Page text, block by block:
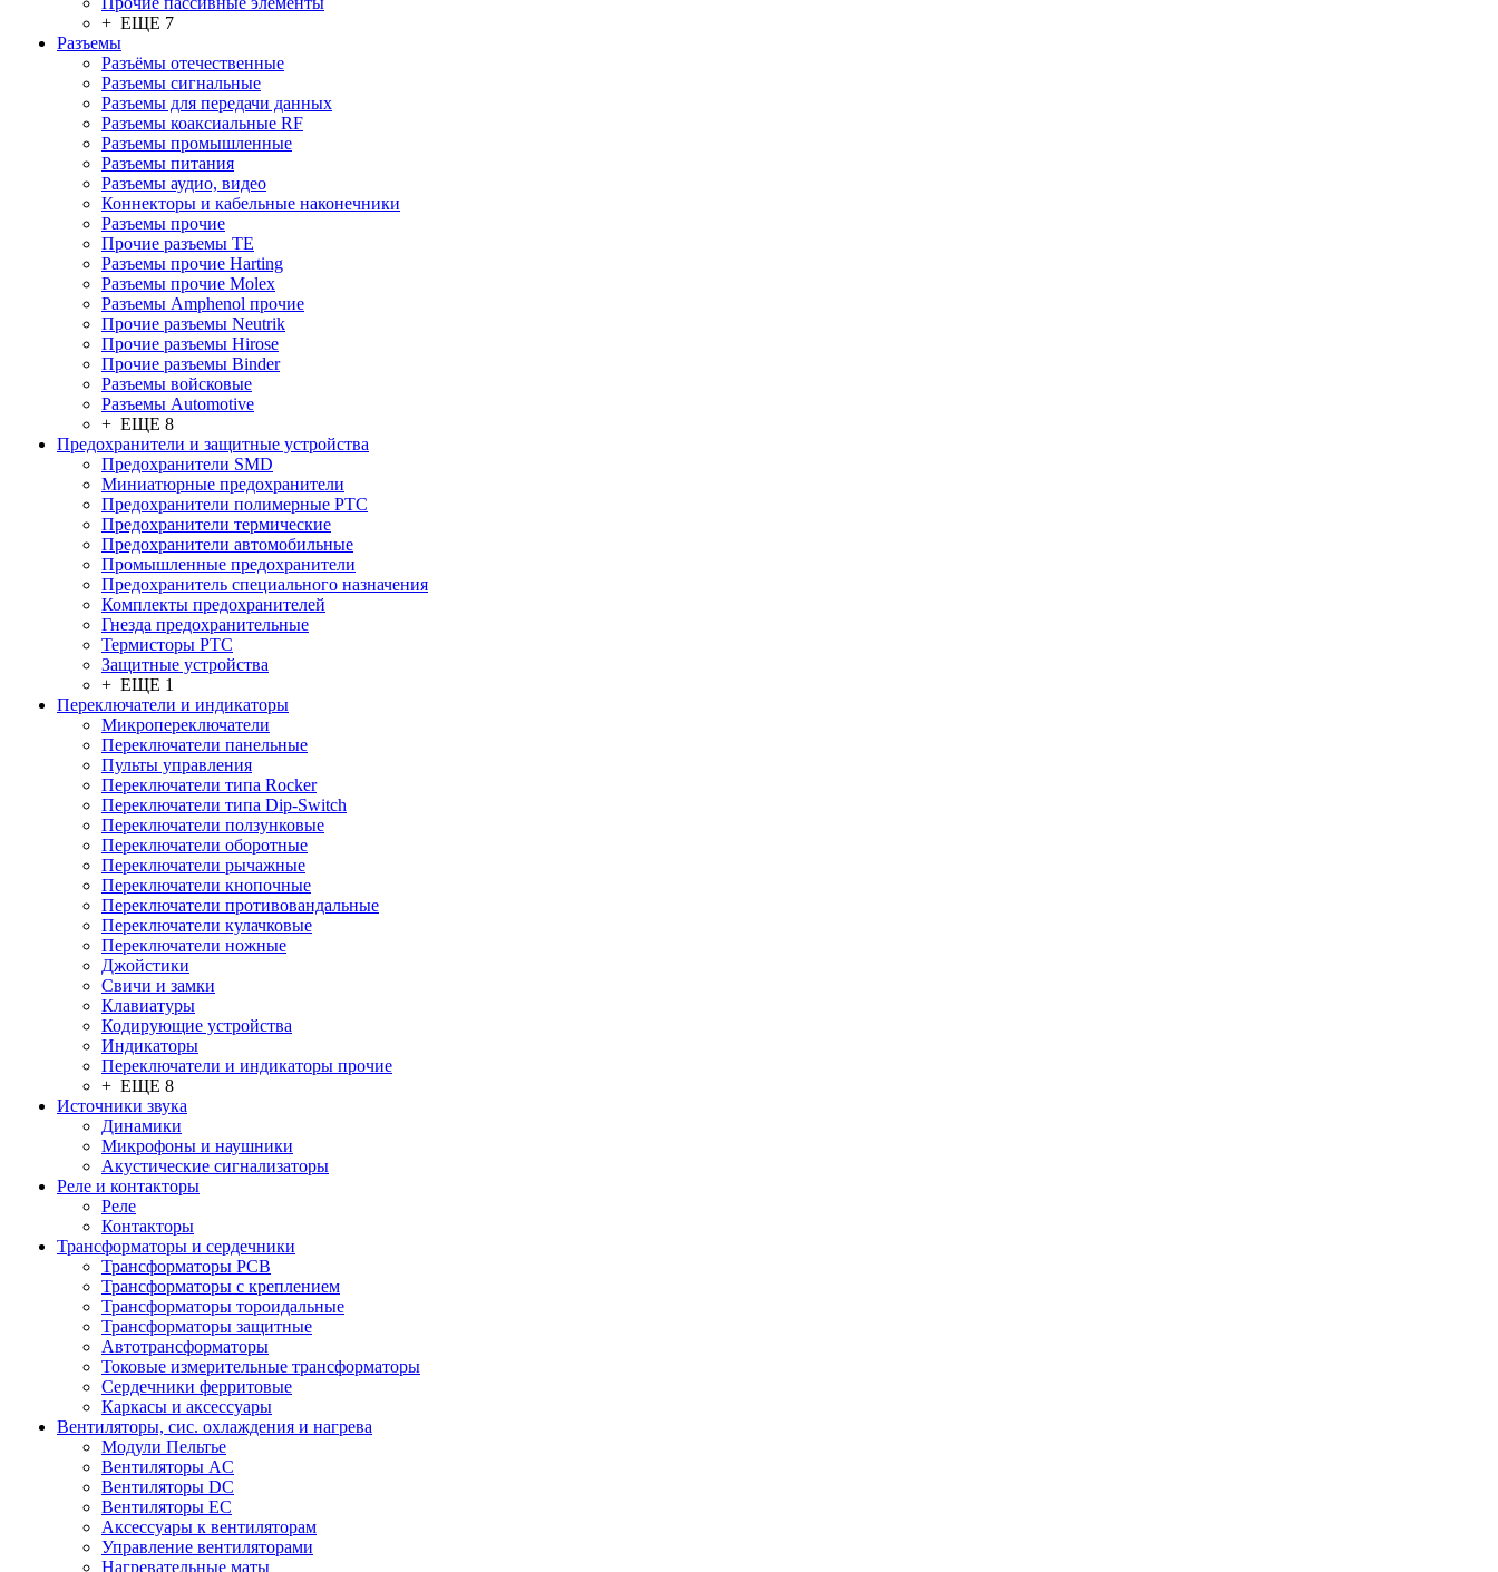
+ ЕЩЕ 7
Разъeмы
Разъёмы отечественные
Разъeмы сигнальные
Разъeмы для передачи данных
Разъeмы коаксиальные RF
Разъeмы промышленные
Разъeмы питания
Разъeмы аудио, видео
Коннекторы и кабельные наконечники
Разъeмы прочие
Прочие разъемы TE
Разъемы прочие Harting
Разъемы прочие Molex
Разъемы Amphenol прочие
Прочие разъемы Neutrik
Прочие разъемы Hirose
Прочие разъемы Binder
Разъемы войсковые
Разъeмы Automotive
+ ЕЩЕ 8
Предохранители и защитные устройства
Предохранители SMD
Миниатюрные предохранители
Предохранители полимерные PTC
Предохранители термические
Предохранители автомобильные
Промышленные предохранители
Предохранитель специального назначения
Комплекты предохранителей
Гнезда предохранительные
Термисторы PTC
Защитные устройства
+ ЕЩЕ 1
Переключатели и индикаторы
Микропереключатели
Переключатели панельные
Пульты управления
Переключатели типа Rocker
Переключатели типа Dip-Switch
Переключатели ползунковые
Переключатели оборотные
Переключатели рычажные
Переключатели кнопочные
Переключатели противовандальные
Переключатели кулачковые
Переключатели ножные
Джойстики
Свичи и замки
Клавиатуры
Кодирующие устройства
Индикаторы
Переключатели и индикаторы прочие
+ ЕЩЕ 8
Источники звука
Динамики
Микрофоны и наушники
Акустические сигнализаторы
Реле и контакторы
Реле
Контакторы
Трансформаторы и сердечники
Трансформаторы PCB
Трансформаторы с креплением
Трансформаторы тороидальные
Трансформаторы защитные
Автотрансформаторы
Токовые измерительные трансформаторы
Сердечники ферритовые
Каркасы и аксессуары
Вентиляторы, сис. охлаждения и нагрева
Модули Пельтье
Вентиляторы AC
Вентиляторы DC
Вентиляторы EC
Аксессуары к вентиляторам
Управление вентиляторами
Нагревательные маты